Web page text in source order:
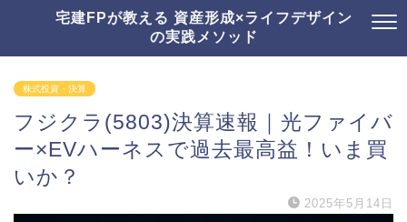
宅建FPが教える 資産形成×ライフデザイン
の実践メソッド
株式投資・決算
フジクラ(5803)決算速報｜光ファイバ
ー×EVハーネスで過去最高益！いま買
いか？
2025年5月14日